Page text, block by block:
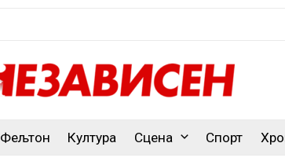
Фељтон Култура Сцена Спорт